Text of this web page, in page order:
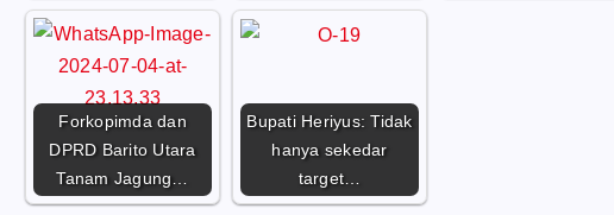
Forkopimda dan
DPRD Barito Utara
Tanam Jagung…
Bupati Heriyus: Tidak
hanya sekedar
target…